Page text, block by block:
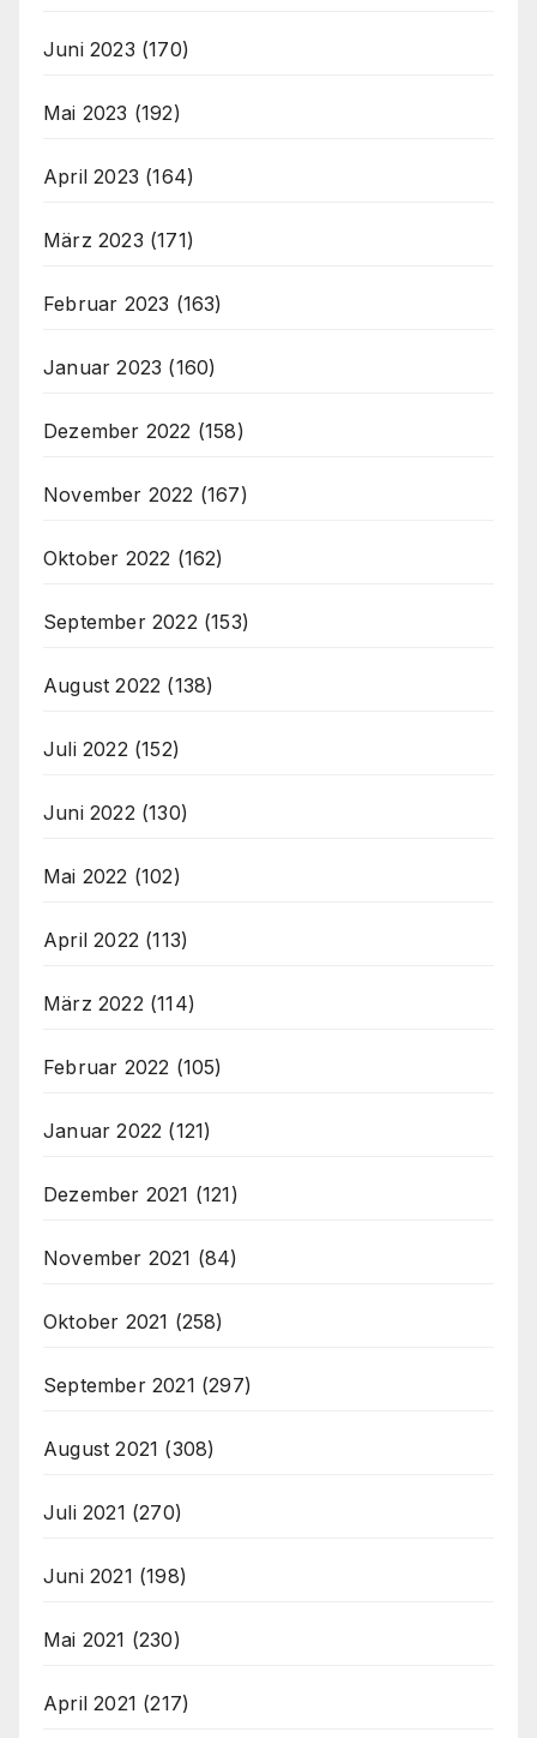
Juni 2023 (170)
Mai 2023 (192)
April 2023 (164)
März 2023 (171)
Februar 2023 (163)
Januar 2023 (160)
Dezember 2022 (158)
November 2022 (167)
Oktober 2022 (162)
September 2022 (153)
August 2022 (138)
Juli 2022 (152)
Juni 2022 (130)
Mai 2022 (102)
April 2022 (113)
März 2022 (114)
Februar 2022 (105)
Januar 2022 (121)
Dezember 2021 (121)
November 2021 (84)
Oktober 2021 (258)
September 2021 (297)
August 2021 (308)
Juli 2021 (270)
Juni 2021 (198)
Mai 2021 (230)
April 2021 (217)